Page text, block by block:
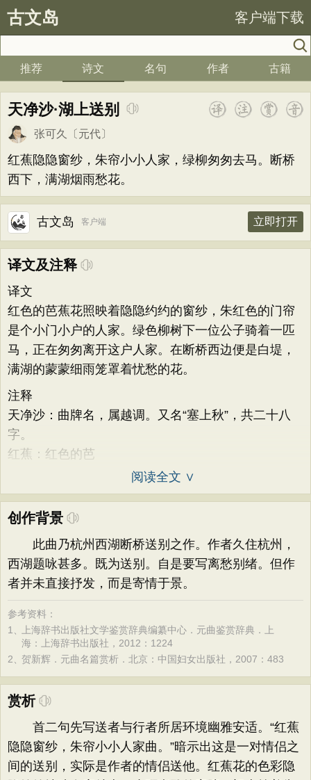
古文岛 客户端下载
推荐 诗文 名句 作者 古籍
天净沙·湖上送别
张可久 〔元代〕
红蕉隐隐窗纱，朱帘小小人家，绿柳匆匆去马。断桥
西下，满湖烟雨愁花。
古文岛 客户端 立即打开
译文及注释
译文
红色的芭蕉花照映着隐隐约约的窗纱，朱红色的门帘
是个小门小户的人家。绿色柳树下一位公子骑着一匹
马，正在匆匆离开这户人家。在断桥西边便是白堤，
满湖的蒙蒙细雨笼罩着忧愁的花。
注释
天净沙：曲牌名，属越调。又名“塞上秋”，共二十八
字。
红蕉：红色的芭
阅读全文 ∨
创作背景
此曲乃杭州西湖断桥送别之作。作者久住杭州，
西湖题咏甚多。既为送别。自是要写离愁别绪。但作
者并未直接抒发，而是寄情于景。
参考资料：
1、
上海辞书出版社文学鉴赏辞典编纂中心．元曲鉴赏辞典．上
海：上海辞书出版社，2012：1224
2、贺新辉．元曲名篇赏析．北京：中国妇女出版社，2007：483
赏析
首二句先写送者与行者所居环境幽雅安适。“红蕉
隐隐窗纱，朱帘小小人家曲。”暗示出这是一对情侣之
间的送别，实际是作者的情侣送他。红蕉花的色彩隐